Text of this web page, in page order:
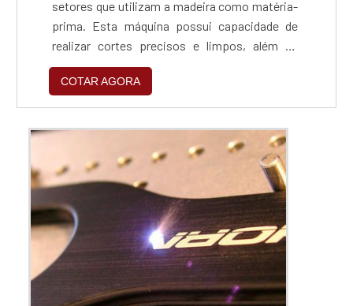
setores que utilizam a madeira como matéria-
prima. Esta máquina possui capacidade de
realizar cortes precisos e limpos, além de
gravação na superfície. O uso do feixe de laser
é potencializado por meio de um sistema de
espelhos e lentes do tipo ópticas que
concentram a energia e potência. Dessa
forma, o laser atinge o material colocado na
mesa milimetrica...
COTAR AGORA